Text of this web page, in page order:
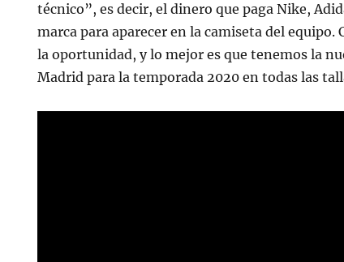
técnico”, es decir, el dinero que paga Nike,
marca para aparecer en la camiseta del
la oportunidad, y lo mejor es que tenemos la
Madrid para la temporada 2020 en todas las